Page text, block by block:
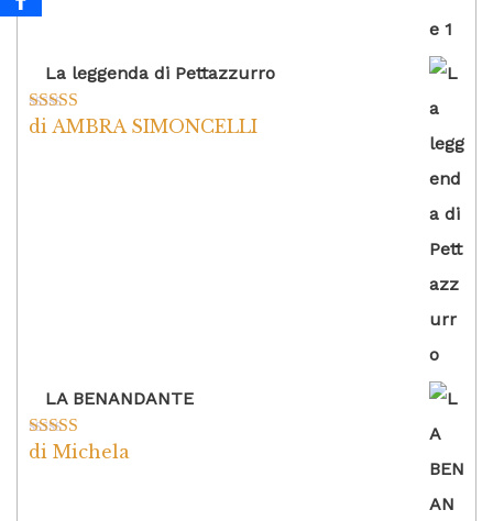
La leggenda di Pettazzurro
Valutato5su
di AMBRA SIMONCELLI
LA BENANDANTE
Valutato5su
di Michela